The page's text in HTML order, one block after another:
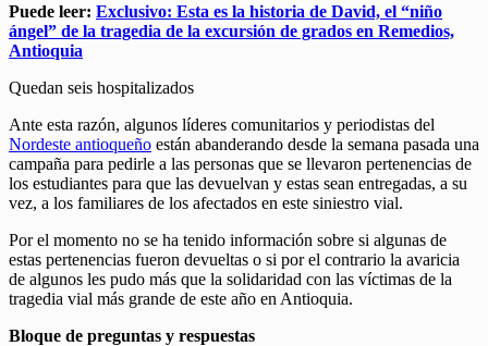
Puede leer: Exclusivo: Esta es la historia de David, el “niño
ángel” de la tragedia de la excursión de grados en Remedios,
Antioquia
Quedan seis hospitalizados
Ante esta razón, algunos líderes comunitarios y periodistas del
Nordeste antioqueño están abanderando desde la semana pasada una
campaña para pedirle a las personas que se llevaron pertenencias de
los estudiantes para que las devuelvan y estas sean entregadas, a su
vez, a los familiares de los afectados en este siniestro vial.
Por el momento no se ha tenido información sobre si algunas de
estas pertenencias fueron devueltas o si por el contrario la avaricia
de algunos les pudo más que la solidaridad con las víctimas de la
tragedia vial más grande de este año en Antioquia.
Bloque de preguntas y respuestas